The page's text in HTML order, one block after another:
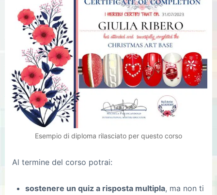
Esempio di diploma rilasciato per questo corso
Al termine del corso potrai:
sostenere un quiz a risposta multipla, ma non ti